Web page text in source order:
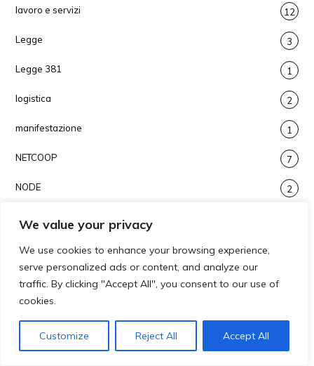
We value your privacy
We use cookies to enhance your browsing experience,
serve personalized ads or content, and analyze our
traffic. By clicking "Accept All", you consent to our use of
cookies.
Customize Reject All Accept All
lavoro e servizi 12
Legge 3
Legge 381 1
logistica 2
manifestazione 1
NETCOOP 7
NODE 2
notizie legali
PAC Politica Agricola Comunitaria
pesca
pesca e acquacoltura